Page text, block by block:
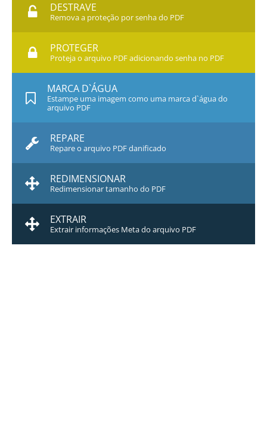
DESTRAVE
Remova a proteção por senha do PDF
PROTEGER
Proteja o arquivo PDF adicionando senha no PDF
MARCA D`ÁGUA
Estampe uma imagem como uma marca d`água do
arquivo PDF
REPARE
Repare o arquivo PDF danificado
REDIMENSIONAR
Redimensionar tamanho do PDF
EXTRAIR
Extrair informações Meta do arquivo PDF